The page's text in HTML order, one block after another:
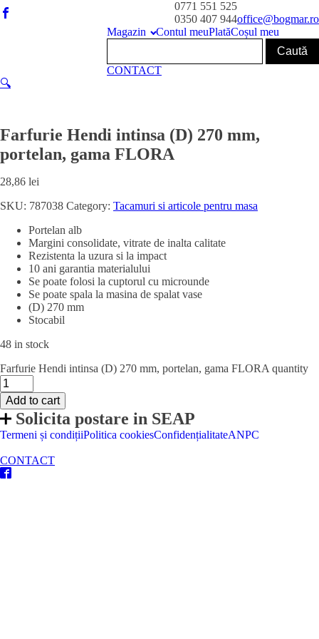
0771 551 525
0350 407 944office@bogmar.ro
Magazin
Contul meuPlatăCoșul meu
CONTACT
🔍
Farfurie Hendi intinsa (D) 270 mm,
portelan, gama FLORA
28,86 lei
SKU: 787038 Category: Tacamuri si articole pentru masa
Portelan alb
Margini consolidate, vitrate de inalta calitate
Rezistenta la uzura si la impact
10 ani garantia materialului
Se poate folosi la cuptorul cu microunde
Se poate spala la masina de spalat vase
(D) 270 mm
Stocabil
48 in stock
Farfurie Hendi intinsa (D) 270 mm, portelan, gama FLORA quantity
Add to cart
Solicita postare in SEAP
Termeni și condițiiPolitica cookiesConfidențialitateANPC
CONTACT